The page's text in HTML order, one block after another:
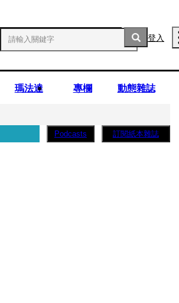
登入
瑪法達 專欄 動態雜誌
Podcasts 訂閱紙本雜誌